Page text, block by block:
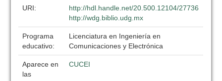
URI:
http://hdl.handle.net/20.500.12104/27736
http://wdg.biblio.udg.mx
Programa
educativo:
Licenciatura en Ingeniería en
Comunicaciones y Electrónica
Aparece en
las
CUCEI